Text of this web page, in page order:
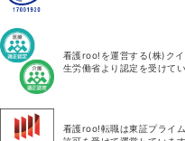
看護roo!を運営する(株)ク
生労働省より認定を受けてい
看護roo!転職は東証プライ